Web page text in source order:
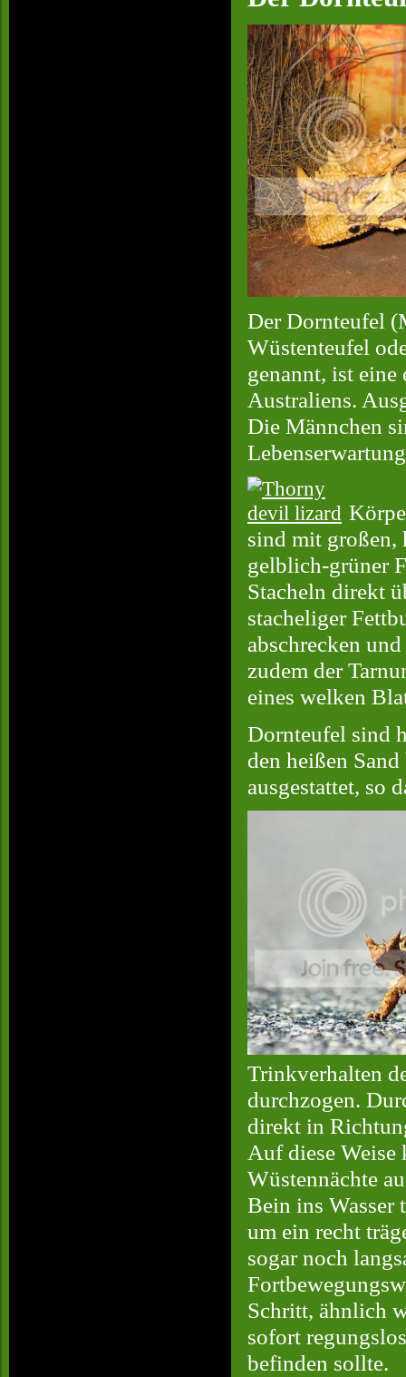
Der Dornteufel
Wüstenteufel
genannt, ist eine
Australiens.
Die Männchen
sind mit großen,
gelblich-grüner
Stacheln direkt
stacheliger
abschrecken
zudem der
eines welken
Dornteufel sind
den heißen
ausgestattet, so
Trinkverhalten
durchzogen.
direkt in
Auf diese Weise
Wüstennächte
Bein ins Wasser
um ein recht
sogar noch
Schritt, ähnlich
sofort
befinden sollte.